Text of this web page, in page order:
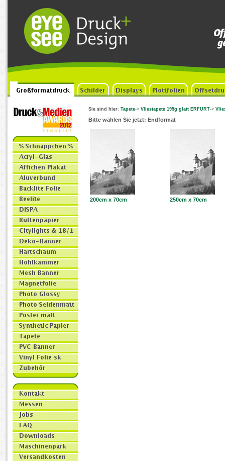
Sie sind hier: Tapete-> Vliestapete 195g glatt ERFURT->
Bitte wählen Sie jetzt: Endformat
200cm x 70cm 250cm x 70cm